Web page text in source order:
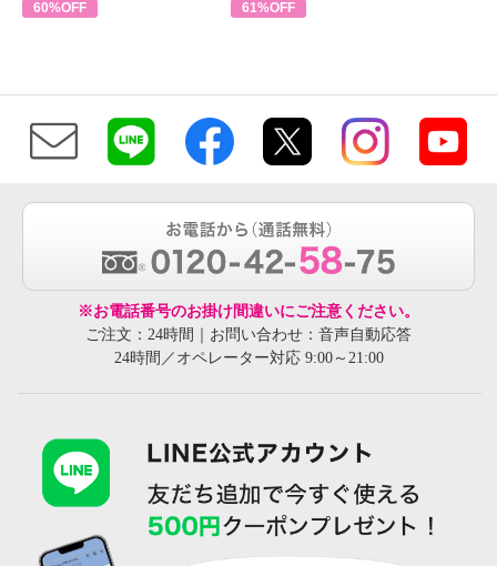
60%OFF 61%OFF
※お電話番号のお掛け間違いにご注意ください。
ご注文：24時間｜お問い合わせ：音声自動応答
24時間／オペレーター対応 9:00～21:00